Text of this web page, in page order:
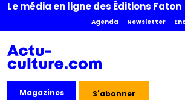
Le média en ligne des Éditions Faton
Agenda Newsletter
Magazines S'abonner